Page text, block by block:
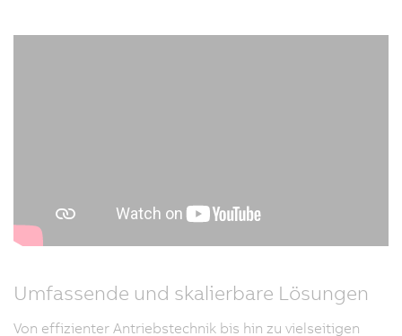
Umfassende und skalierbare Lösungen
Von effizienter Antriebstechnik bis hin zu vielseitigen